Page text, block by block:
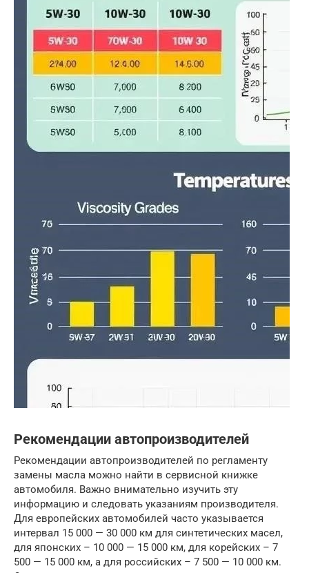
Рекомендации автопроизводителей
Рекомендации автопроизводителей по регламенту
замены масла можно найти в сервисной книжке
автомобиля. Важно внимательно изучить эту
информацию и следовать указаниям производителя.
Для европейских автомобилей часто указывается
интервал 15 000 — 30 000 км для синтетических масел,
для японских – 10 000 — 15 000 км, для корейских – 7
500 — 15 000 км, а для российских – 7 500 — 10 000 км.